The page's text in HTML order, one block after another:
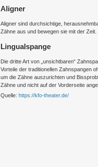
Aligner
Aligner sind durchsichtige,
Zähne aus und bewegen sie mit der Zeit.
Lingualspange
Die dritte Art von „unsichtbaren“
Vorteile der traditionellen Zahnspangen
um die Zähne auszurichten und
Zähne und nicht auf der Vorderseite
Quelle: https://kfo-theater.de/